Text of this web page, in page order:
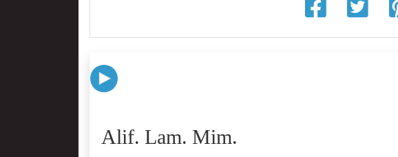
Alif. Lam. Mim.